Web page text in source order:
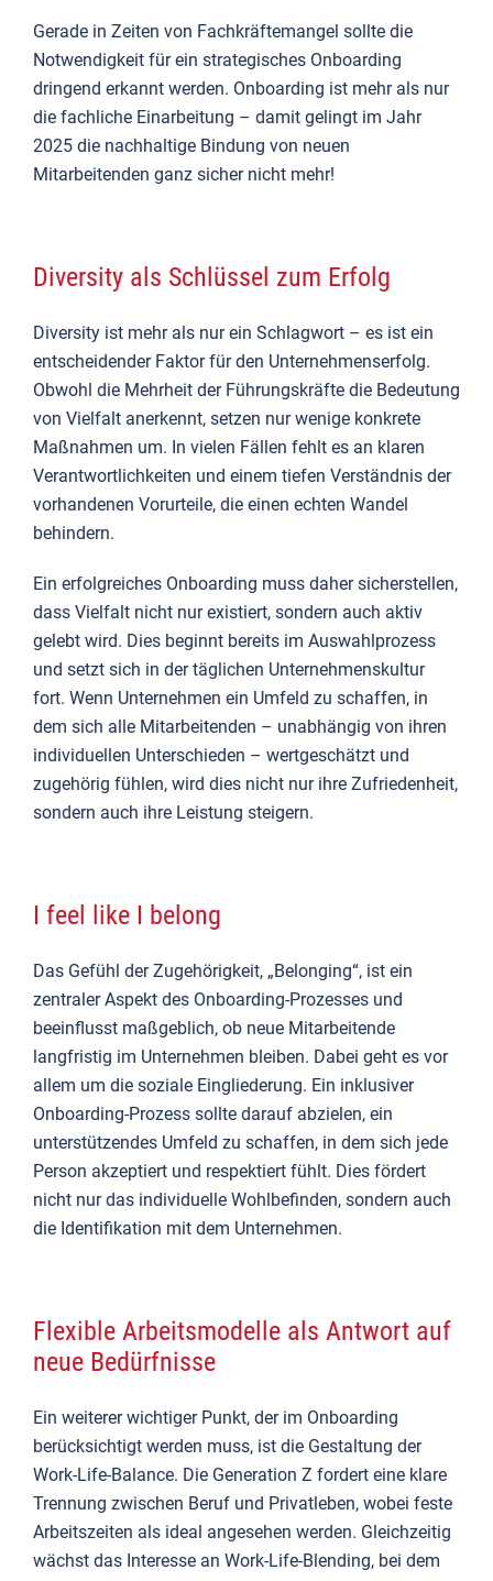
Gerade in Zeiten von Fachkräftemangel sollte die
Notwendigkeit für ein strategisches Onboarding
dringend erkannt werden. Onboarding ist mehr als nur
die fachliche Einarbeitung – damit gelingt im Jahr
2025 die nachhaltige Bindung von neuen
Mitarbeitenden ganz sicher nicht mehr!
Diversity als Schlüssel zum Erfolg
Diversity ist mehr als nur ein Schlagwort – es ist ein
entscheidender Faktor für den Unternehmenserfolg.
Obwohl die Mehrheit der Führungskräfte die Bedeutung
von Vielfalt anerkennt, setzen nur wenige konkrete
Maßnahmen um. In vielen Fällen fehlt es an klaren
Verantwortlichkeiten und einem tiefen Verständnis der
vorhandenen Vorurteile, die einen echten Wandel
behindern.
Ein erfolgreiches Onboarding muss daher sicherstellen,
dass Vielfalt nicht nur existiert, sondern auch aktiv
gelebt wird. Dies beginnt bereits im Auswahlprozess
und setzt sich in der täglichen Unternehmenskultur
fort. Wenn Unternehmen ein Umfeld zu schaffen, in
dem sich alle Mitarbeitenden – unabhängig von ihren
individuellen Unterschieden – wertgeschätzt und
zugehörig fühlen, wird dies nicht nur ihre Zufriedenheit,
sondern auch ihre Leistung steigern.
I feel like I belong
Das Gefühl der Zugehörigkeit, „Belonging“, ist ein
zentraler Aspekt des Onboarding-Prozesses und
beeinflusst maßgeblich, ob neue Mitarbeitende
langfristig im Unternehmen bleiben. Dabei geht es vor
allem um die soziale Eingliederung. Ein inklusiver
Onboarding-Prozess sollte darauf abzielen, ein
unterstützendes Umfeld zu schaffen, in dem sich jede
Person akzeptiert und respektiert fühlt. Dies fördert
nicht nur das individuelle Wohlbefinden, sondern auch
die Identifikation mit dem Unternehmen.
Flexible Arbeitsmodelle als Antwort auf
neue Bedürfnisse
Ein weiterer wichtiger Punkt, der im Onboarding
berücksichtigt werden muss, ist die Gestaltung der
Work-Life-Balance. Die Generation Z fordert eine klare
Trennung zwischen Beruf und Privatleben, wobei feste
Arbeitszeiten als ideal angesehen werden. Gleichzeitig
wächst das Interesse an Work-Life-Blending, bei dem